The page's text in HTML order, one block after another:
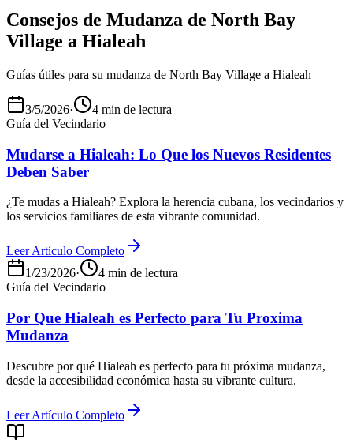
Consejos de Mudanza de North Bay
Village a Hialeah
Guías útiles para su mudanza de North Bay Village a Hialeah
3/5/2026·
4 min de lectura
Guía del Vecindario
Mudarse a Hialeah: Lo Que los Nuevos Residentes
Deben Saber
¿Te mudas a Hialeah? Explora la herencia cubana, los vecindarios y
los servicios familiares de esta vibrante comunidad.
Leer Artículo Completo
1/23/2026·
4 min de lectura
Guía del Vecindario
Por Que Hialeah es Perfecto para Tu Proxima
Mudanza
Descubre por qué Hialeah es perfecto para tu próxima mudanza,
desde la accesibilidad económica hasta su vibrante cultura.
Leer Artículo Completo